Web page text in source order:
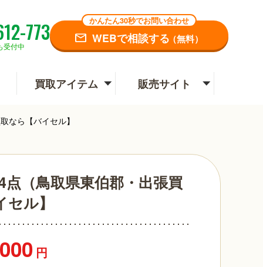
773
受付中
かんたん30秒でお問い合わせ
WEBで相談する（無料）
買取アイテム 販売サイト
なら【バイセル】
（鳥取県東伯郡・出張買
ル】
円